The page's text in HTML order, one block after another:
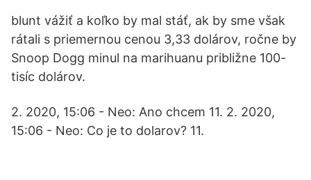
blunt vážiť a koľko by mal stáť, ak by sme však
rátali s priemernou cenou 3,33 dolárov, ročne by
Snoop Dogg minul na marihuanu približne 100-
tisíc dolárov.
2. 2020, 15:06 - Neo: Ano chcem 11. 2. 2020,
15:06 - Neo: Co je to dolarov? 11.